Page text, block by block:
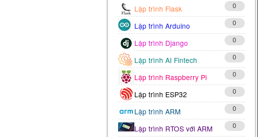
Lập trình Flask 0
Lập trình Arduino 0
Lập trình Django 0
Lập trình AI Fintech 0
Lập trình Raspberry Pi 0
Lập trình ESP32 0
Lập trình ARM 0
Lập trình RTOS với ARM 0